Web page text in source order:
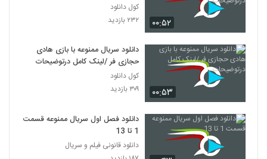
۰۰:۵۲
کول دانلود
۲۳۲ بازدید
۰۰:۵۳
دانلود سریال ممنوعه با بازی هادی
حجازی فر /لینک کامل درتوضیحات
کول دانلود
۳۰۹ بازدید
دانلود فصل اول سریال ممنوعه قسمت
1 تا 13
دانلود قانونی فیلم و سریال